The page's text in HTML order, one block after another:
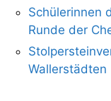
Schülerinnen
Runde der
Wallerstädten